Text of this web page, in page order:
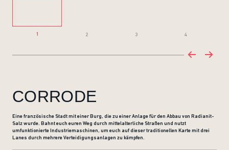
1 2 3 4
CORRODE
Eine französische Stadt mit einer Burg, die zu einer Anlage für den Abbau von Radianit-
Salz wurde. Bahnt euch euren Weg durch mittelalterliche Straßen und nutzt
umfunktionierte Industriemaschinen, um euch auf dieser traditionellen Karte mit drei
Lanes durch mehrere Verteidigungsanlagen zu kämpfen.